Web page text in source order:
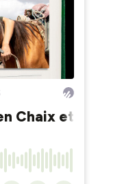
Chaix et le Loup